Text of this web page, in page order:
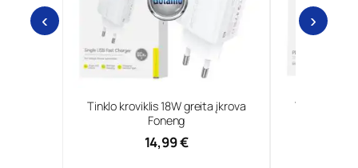
‹
Tinklo kroviklis 18W greita įkrova
Foneng
14,99 €
Type-C
›